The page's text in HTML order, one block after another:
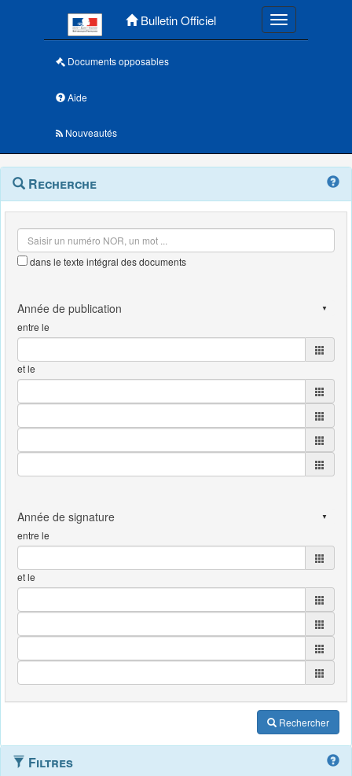
Bulletin Officiel Toggle
Documents opposables
Aide
Nouveautés
Navigation
outils
Menu
contextuel
Recherche
dans le texte intégral des documents
entre le
et le
entre le
et le
Rechercher
Filtres